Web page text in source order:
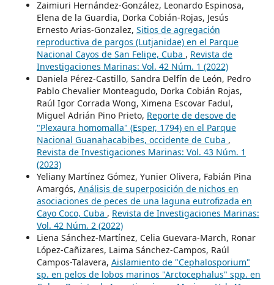
Zaimiuri Hernández-González, Leonardo Espinosa,
Elena de la Guardia, Dorka Cobián-Rojas, Jesús
Ernesto Arias-Gonzalez, Sitios de agregación
reproductiva de pargos (Lutjanidae) en el Parque
Nacional Cayos de San Felipe, Cuba , Revista de
Investigaciones Marinas: Vol. 42 Núm. 1 (2022)
Daniela Pérez-Castillo, Sandra Delfín de León, Pedro
Pablo Chevalier Monteagudo, Dorka Cobián Rojas,
Raúl Igor Corrada Wong, Ximena Escovar Fadul,
Miguel Adrián Pino Prieto, Reporte de desove de
"Plexaura homomalla" (Esper, 1794) en el Parque
Nacional Guanahacabibes, occidente de Cuba ,
Revista de Investigaciones Marinas: Vol. 43 Núm. 1
(2023)
Yeliany Martínez Gómez, Yunier Olivera, Fabián Pina
Amargós, Análisis de superposición de nichos en
asociaciones de peces de una laguna eutrofizada en
Cayo Coco, Cuba , Revista de Investigaciones Marinas:
Vol. 42 Núm. 2 (2022)
Liena Sánchez-Martínez, Celia Guevara-March, Ronar
López-Cañizares, Laima Sánchez-Campos, Raúl
Campos-Talavera, Aislamiento de "Cephalosporium"
sp. en pelos de lobos marinos "Arctocephalus" spp. en